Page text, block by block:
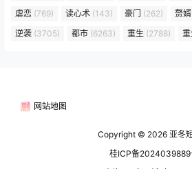
虐恋 (769) 读心术 (143) 豪门 (262) 赘婿
逆袭 (3705) 都市 (6263) 重生 (2788) 重
网站地图
Copyright © 2026 亚冬
桂ICP备2024039889